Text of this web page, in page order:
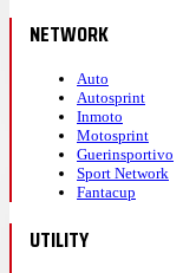
NETWORK
Auto
Autosprint
Inmoto
Motosprint
Guerinsportivo
Sport Network
Fantacup
UTILITY